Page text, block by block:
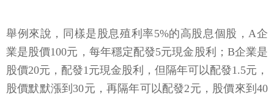
舉例來說，同樣是股息殖利率5%的高股息個股，A企
業是股價100元，每年穩定配發5元現金股利；B企業是
股價20元，配發1元現金股利，但隔年可以配發1.5元，
股價默默漲到30元，再隔年可以配發2元，股價來到40